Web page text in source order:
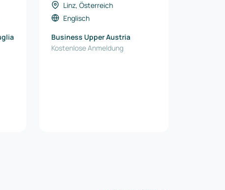
Conference 2026
Linz, Österreich
Englisch
Business Upper Austria
Kostenlose Anmeldung